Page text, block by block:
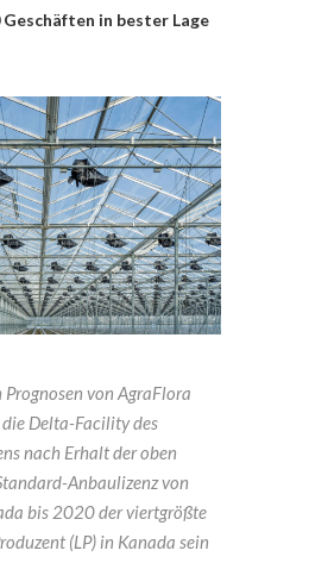
in bester Lage
von AgraFlora
die Delta-Facility des
nach Erhalt der oben
Anbaulizenz von
bis 2020 der viertgrößte
(LP) in Kanada sein